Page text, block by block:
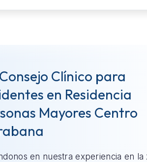
Consejo Clínico para
en Residencia
Mayores Centro
en nuestra experiencia en la